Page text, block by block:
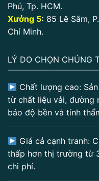
Phú, Tp. HCM.
Xưởng 5: 85 Lê Sâm,
Chí Minh.
LÝ DO CHỌN CHÚNG
Chất lượng cao:
từ chất liệu vải, đường
bảo độ bền và tính
Giá cả cạnh tranh:
thấp hơn thị trường từ
chi phí.